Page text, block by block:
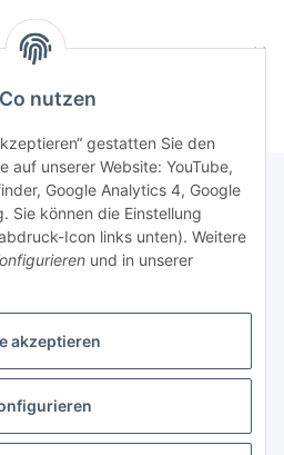
zzgl.Versand
nutzen
gestatten Sie den
auf unserer Website: YouTube,
Google Analytics 4, Google
Sie können die Einstellung
Icon links unten). Weitere
und in unserer
akzeptieren